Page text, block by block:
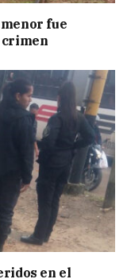
fue
crimen
en el